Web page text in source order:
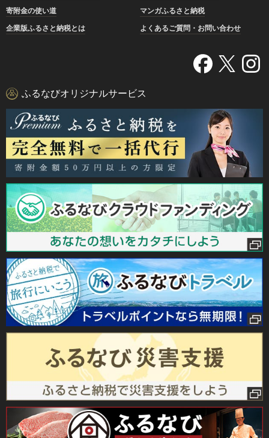
寄附金の使い道
マンガふるさと納税
企業版ふるさと納税とは
よくあるご質問・お問い合わせ
ふるなびオリジナルサービス